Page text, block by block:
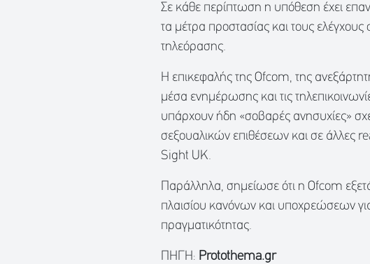
Σε κάθε περίπτωση η υπόθεση έχει
τα μέτρα προστασίας και τους
τηλεόρασης.
Η επικεφαλής της Ofcom, της
μέσα ενημέρωσης και τις
υπάρχουν ήδη «σοβαρές ανησυχίες»
σεξουαλικών επιθέσεων και σε άλλες
Sight UK.
Παράλληλα, σημείωσε ότι η Ofcom
πλαισίου κανόνων και υποχρεώσεων
πραγματικότητας.
ΠΗΓΗ: Protothema.gr